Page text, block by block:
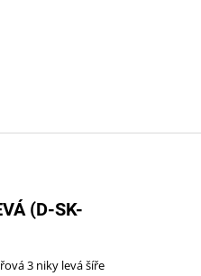
(D-SK-
3 niky levá šíře
Následující